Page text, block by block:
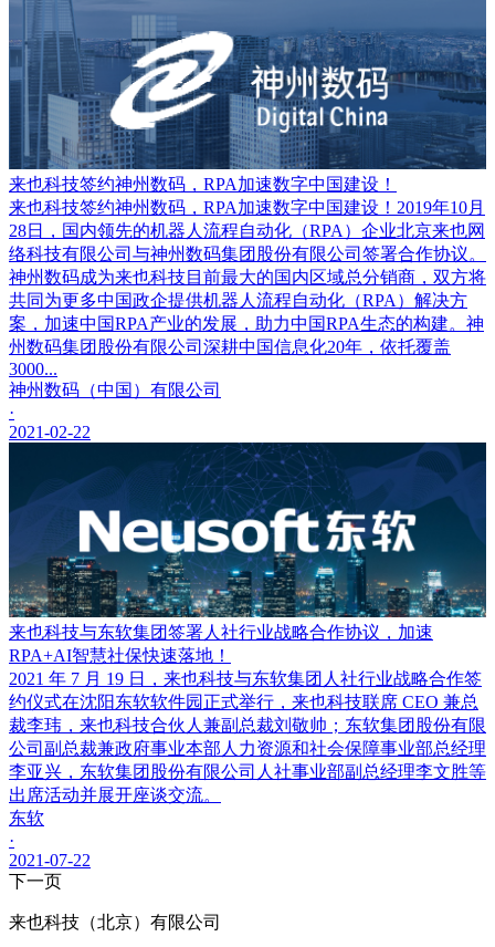
来也科技签约神州数码，RPA加速数字中国建设！
来也科技签约神州数码，RPA加速数字中国建设！2019年10月
28日，国内领先的机器人流程自动化（RPA）企业北京来也网
络科技有限公司与神州数码集团股份有限公司签署合作协议。
神州数码成为来也科技目前最大的国内区域总分销商，双方将
共同为更多中国政企提供机器人流程自动化（RPA）解决方
案，加速中国RPA产业的发展，助力中国RPA生态的构建。神
州数码集团股份有限公司深耕中国信息化20年，依托覆盖
3000...
神州数码（中国）有限公司
·
2021-02-22
来也科技与东软集团签署人社行业战略合作协议，加速
RPA+AI智慧社保快速落地！
2021 年 7 月 19 日，来也科技与东软集团人社行业战略合作签
约仪式在沈阳东软软件园正式举行，来也科技联席 CEO 兼总
裁李玮，来也科技合伙人兼副总裁刘敬帅；东软集团股份有限
公司副总裁兼政府事业本部人力资源和社会保障事业部总经理
李亚兴，东软集团股份有限公司人社事业部副总经理李文胜等
出席活动并展开座谈交流。
东软
·
2021-07-22
下一页
来也科技（北京）有限公司